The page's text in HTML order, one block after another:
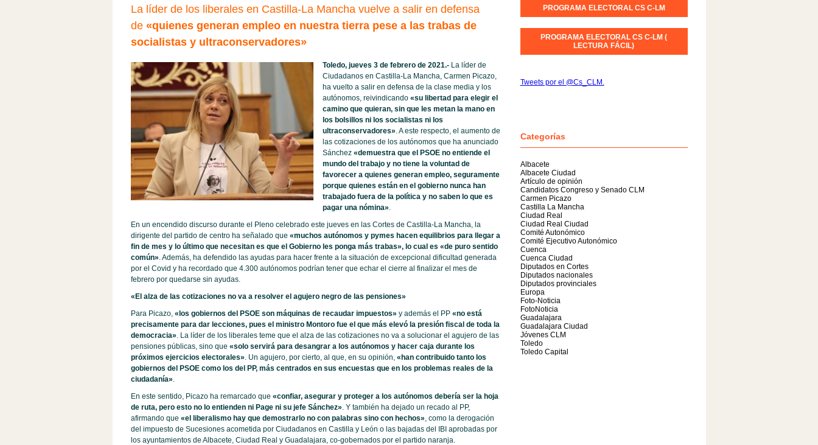
La líder de los liberales en Castilla-La Mancha vuelve a salir en defensa
de «quienes generan empleo en nuestra tierra pese a las trabas de
socialistas y ultraconservadores»
Toledo, jueves 3 de febrero de 2021.-La líder de
Ciudadanos en Castilla-La Mancha, Carmen Picazo,
ha vuelto a salir en defensa de la clase media y los
autónomos, reivindicando «su libertad para elegir el
camino que quieran, sin que les metan la mano en
los bolsillos ni los socialistas ni los
ultraconservadores». A este respecto, el aumento de
las cotizaciones de los autónomos que ha anunciado
Sánchez «demuestra que el PSOE no entiende el
mundo del trabajo y no tiene la voluntad de
favorecer a quienes generan empleo, seguramente
porque quienes están en el gobierno nunca han
trabajado fuera de la política y no saben lo que es
pagar una nómina».
En un encendido discurso durante el Pleno celebrado este jueves en las Cortes de Castilla-La Mancha, la
dirigente del partido de centro ha señalado que «muchos autónomos y pymes hacen equilibrios para llegar a
fin de mes y lo último que necesitan es que el Gobierno les ponga más trabas», lo cual es «de puro sentido
común». Además, ha defendido las ayudas para hacer frente a la situación de excepcional dificultad generada
por el Covid y ha recordado que 4.300 autónomos podrían tener que echar el cierre al finalizar el mes de
febrero por quedarse sin ayudas.
«El alza de las cotizaciones no va a resolver el agujero negro de las pensiones»
Para Picazo, «los gobiernos del PSOE son máquinas de recaudar impuestos» y además el PP «no está
precisamente para dar lecciones, pues el ministro Montoro fue el que más elevó la presión fiscal de toda la
democracia». La líder de los liberales teme que el alza de las cotizaciones no va a solucionar el agujero de las
pensiones públicas, sino que «solo servirá para desangrar a los autónomos y hacer caja durante los
próximos ejercicios electorales». Un agujero, por cierto, al que, en su opinión, «han contribuido tanto los
gobiernos del PSOE como los del PP, más centrados en sus encuestas que en los problemas reales de la
ciudadanía».
En este sentido, Picazo ha remarcado que «confiar, asegurar y proteger a los autónomos debería ser la hoja
de ruta, pero esto no lo entienden ni Page ni su jefe Sánchez». Y también ha dejado un recado al PP,
afirmando que «el liberalismo hay que demostrarlo no con palabras sino con hechos», como la derogación
del impuesto de Sucesiones acometida por Ciudadanos en Castilla y León o las bajadas del IBI aprobadas por
los ayuntamientos de Albacete, Ciudad Real y Guadalajara, co-gobernados por el partido naranja.
PROGRAMA ELECTORAL CS C-LM
PROGRAMA ELECTORAL CS C-LM (
LECTURA FÁCIL)
Tweets por el @Cs_CLM.
Categorías
Albacete
Albacete Ciudad
Artículo de opinión
Candidatos Congreso y Senado CLM
Carmen Picazo
Castilla La Mancha
Ciudad Real
Ciudad Real Ciudad
Comité Autonómico
Comité Ejecutivo Autonómico
Cuenca
Cuenca Ciudad
Diputados en Cortes
Diputados nacionales
Diputados provinciales
Europa
Foto-Noticia
FotoNoticia
Guadalajara
Guadalajara Ciudad
Jóvenes CLM
Toledo
Toledo Capital